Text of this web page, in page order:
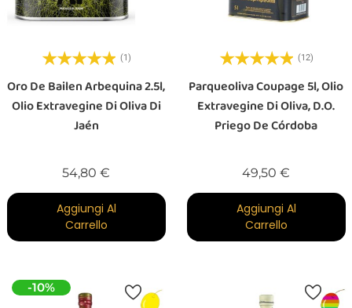
(1)
Oro De Bailen Arbequina 2.5l,
Olio Extravegine Di Oliva Di
Jaén
54,80 €
Aggiungi Al
Carrello
(12)
Parqueoliva Coupage 5l, Olio
Extravegine Di Oliva, D.O.
Priego De Córdoba
49,50 €
Aggiungi Al
Carrello
-10%